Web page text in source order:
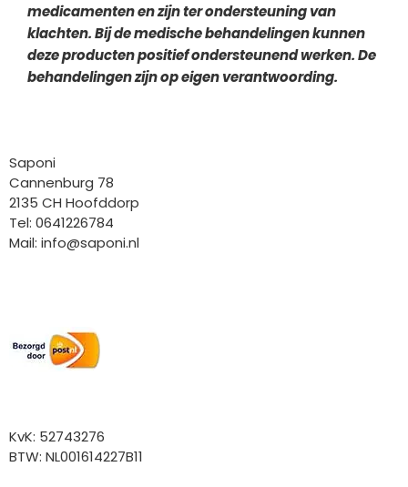
medicamenten en zijn ter ondersteuning van
klachten. Bij de medische behandelingen kunnen
deze producten positief ondersteunend werken. De
behandelingen zijn op eigen verantwoording.
Saponi
Cannenburg 78
2135 CH Hoofddorp
Tel: 0641226784
Mail: info@saponi.nl
KvK: 52743276
BTW: NL001614227B11